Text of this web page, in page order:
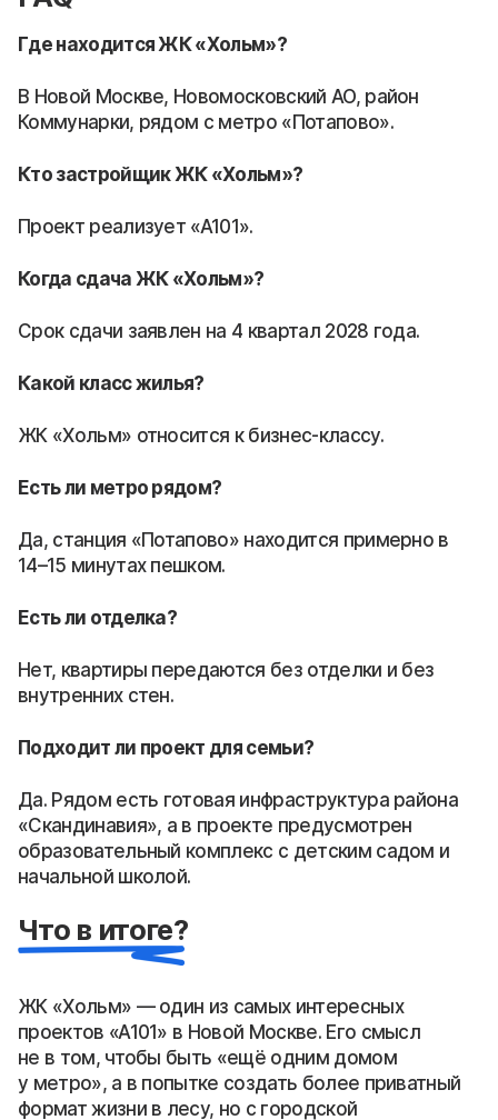
Где находится ЖК «Хольм»?
В Новой Москве, Новомосковский АО, район
Коммунарки, рядом с метро «Потапово».
Кто застройщик ЖК «Хольм»?
Проект реализует «А101».
Когда сдача ЖК «Хольм»?
Срок сдачи заявлен на 4 квартал 2028 года.
Какой класс жилья?
ЖК «Хольм» относится к бизнес-классу.
Есть ли метро рядом?
Да, станция «Потапово» находится примерно в
14–15 минутах пешком.
Есть ли отделка?
Нет, квартиры передаются без отделки и без
внутренних стен.
Подходит ли проект для семьи?
Да. Рядом есть готовая инфраструктура района
«Скандинавия», а в проекте предусмотрен
образовательный комплекс с детским садом и
начальной школой.
Что в итоге?
ЖК «Хольм» — один из самых интересных
проектов «А101» в Новой Москве. Его смысл
не в том, чтобы быть «ещё одним домом
у метро», а в попытке создать более приватный
формат жизни в лесу, но с городской